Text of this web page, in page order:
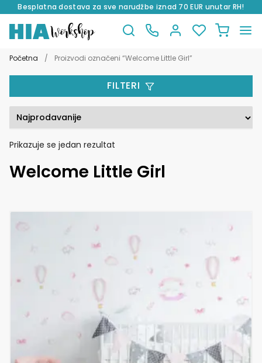
Besplatna dostava za sve narudžbe iznad 70 EUR unutar RH!
na
do
Početna / Proizvodi označeni “Welcome Little Girl”
Prikazuje se jedan rezultat
Welcome Little Girl
Ovaj
Opcije
odabrati
stranici
proizvoda
FILTERI